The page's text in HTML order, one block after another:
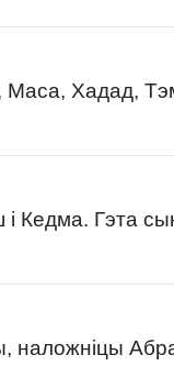
Маса, Хадад,
Кедма. Гэта
наложніцы